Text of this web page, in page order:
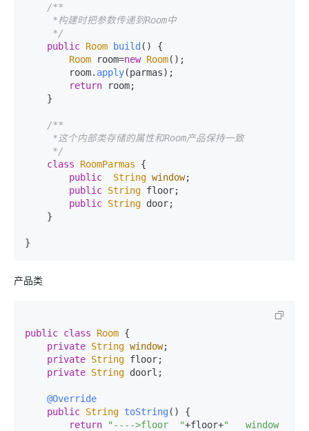
/**
     */
public Room build ( ) {
Room room=new Room();
        room.
apply(parmas);
return room;
/**
     */
class
RoomParmas {
public
String window;
public String floor;
public String door;
产品类
public class Room {
private String window;
private String floor;
private String doorl;
@Override
public String toString ( ) {
return
"---->floor  "+floor+"   window